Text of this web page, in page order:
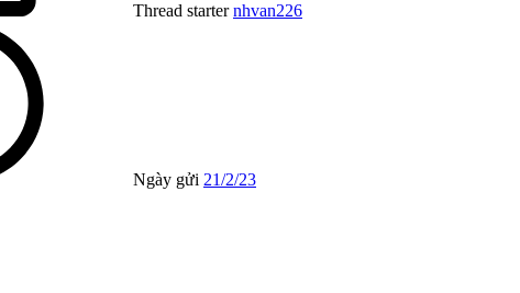
Thread starter nhvan226
Ngày gửi 21/2/23